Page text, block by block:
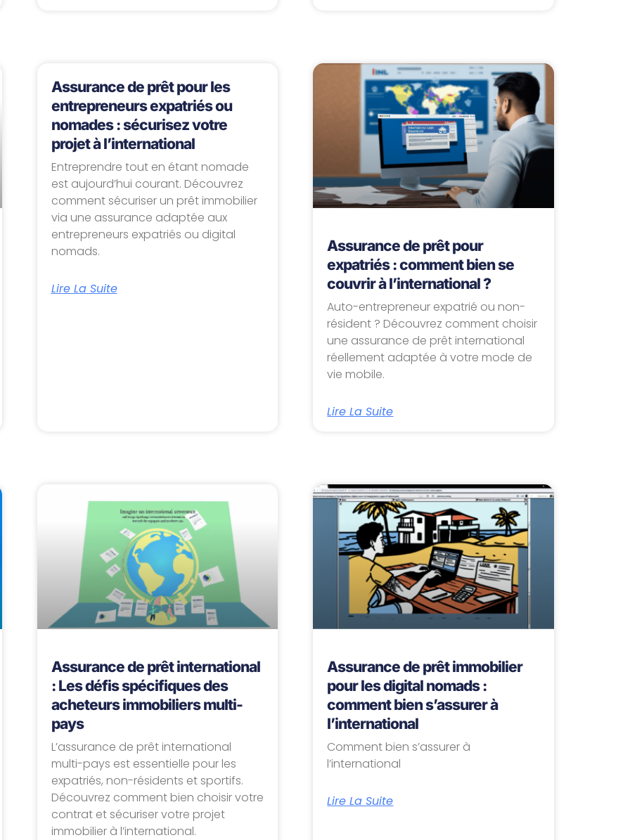
Assurance de prêt pour les
entrepreneurs expatriés ou
nomades : sécurisez votre
projet à l’international
Entreprendre tout en étant nomade
est aujourd’hui courant. Découvrez
comment sécuriser un prêt immobilier
via une assurance adaptée aux
entrepreneurs expatriés ou digital
nomads.
Lire La Suite
Assurance de prêt pour
expatriés : comment bien se
couvrir à l’international ?
Auto-entrepreneur expatrié ou non-
résident ? Découvrez comment choisir
une assurance de prêt international
réellement adaptée à votre mode de
vie mobile.
Lire La Suite
Assurance de prêt international
: Les défis spécifiques des
acheteurs immobiliers multi-
pays
L’assurance de prêt international
multi-pays est essentielle pour les
expatriés, non-résidents et sportifs.
Découvrez comment bien choisir votre
contrat et sécuriser votre projet
immobilier à l’international.
Assurance de prêt immobilier
pour les digital nomads :
comment bien s’assurer à
l’international
Comment bien s’assurer à
l’international
Lire La Suite